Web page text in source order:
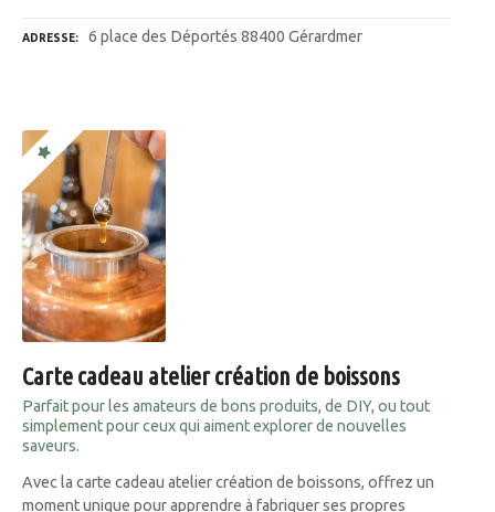
ADRESSE 6 place des Déportés 88400 Gérardmer
Carte cadeau atelier création de boissons
Parfait pour les amateurs de bons produits, de DIY, ou tout
simplement pour ceux qui aiment explorer de nouvelles
saveurs.
Avec la carte cadeau atelier création de boissons, offrez un
moment unique pour apprendre à fabriquer ses propres